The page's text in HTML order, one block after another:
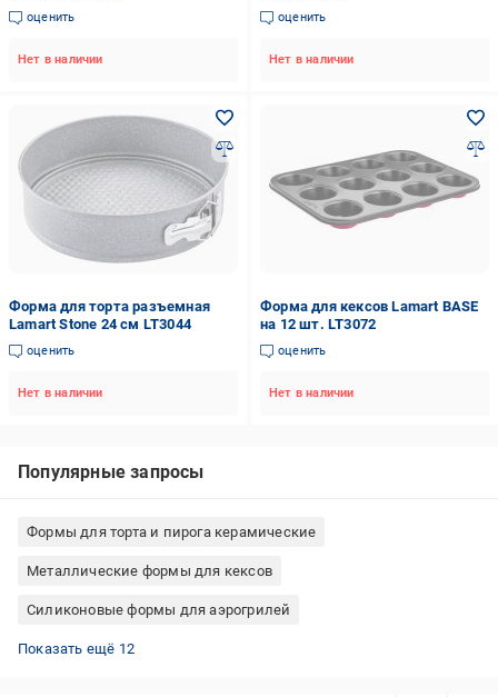
оценить
Нет в наличии
оценить
Нет в наличии
Форма для торта разъемная
Lamart Stone 24 см LT3044
оценить
Нет в наличии
Форма для кексов Lamart BASE
на 12 шт. LT3072
оценить
Нет в наличии
Популярные запросы
Формы для торта и пирога керамические
Металлические формы для кексов
Силиконовые формы для аэрогрилей
Бумажные формы для пасхи
Формы для выпечки для хлеба и рулета стальные
Формы для выпечки с силиконовым покрытием Италия
Металлические формы для печенья
Металлические формы для хлеба и рулета
Формы для выпечки Tescoma силиконовые
Силиконовые формы для печенья
Формы для выпечки для хлеба и рулета силикон
Силиконовые формы для торта и пирога
Формы для выпечки пасхи алюминиевые
Формы для выпечки пасхи металлические
Алюминиевые формы для хлеба и рулета
Показать ещё 12